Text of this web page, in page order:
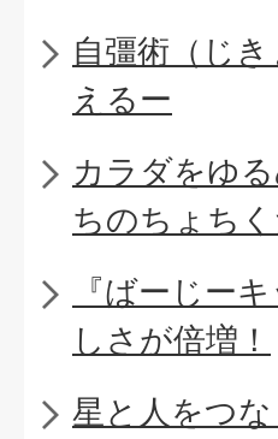
自彊術（じ
えるー
カラダをゆ
ちのちょち
『ばーじー
しさが倍増！
星と人をつ